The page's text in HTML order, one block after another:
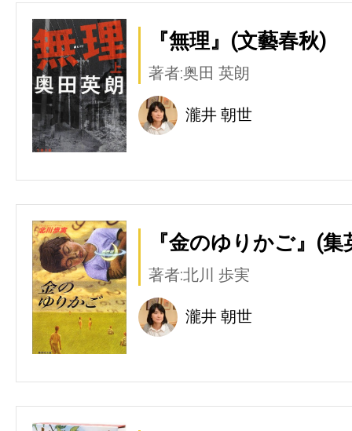
『無理』(文藝春秋)
著者:奥田 英朗
瀧井 朝世
『金のゆりかご』(集
著者:北川 歩実
瀧井 朝世